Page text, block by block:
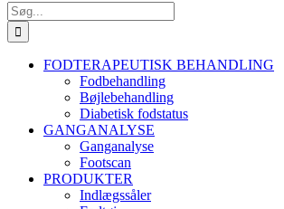
Søg
efter:
FODTERAPEUTISK BEHANDLING
Fodbehandling
Bøjlebehandling
Diabetisk fodstatus
GANGANALYSE
Ganganalyse
Footscan
PRODUKTER
Indlægssåler